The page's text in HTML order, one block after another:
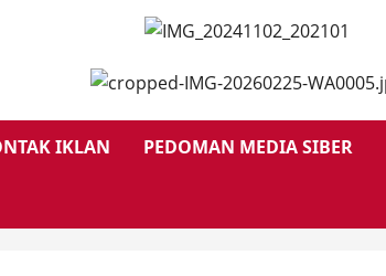
IKLAN PEDOMAN MEDIA SIBER